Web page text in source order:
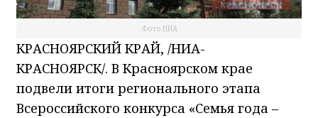
Фото НИА
КРАСНОЯРСКИЙ КРАЙ, /НИА-
КРАСНОЯРСК/. В Красноярском крае
подвели итоги регионального этапа
Всероссийского конкурса «Семья года –